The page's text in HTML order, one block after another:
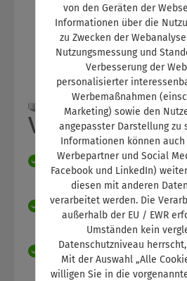
Vorteile für
Qualitätssteigerung der
Ausbildung und der Azubi-
Vorgegebene Inhalte
Ausbildung der Azubis.
Jederzeit Kenntnis über
Fortschritt der Azubis
von den Geräten der
Informationen über die
zu Zwecken der
Nutzungsmessung und
Verbesserung der
personalisierter
Werbemaßnahmen
Marketing) sowie den
angepasster Darstellung zu
Informationen können
Werbepartner und Social
Facebook und LinkedIn)
diesen mit anderen
verarbeitet werden. Die
außerhalb der EU / EWR
Umständen kein
Datenschutzniveau herrscht,
Mit der Auswahl „Alle
willigen Sie in die